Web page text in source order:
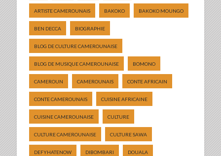
ARTISTE CAMEROUNAIS BAKOKO BAKOKO MOUNGO
BEN DECCA BIOGRAPHIE
BLOG DE CULTURE CAMEROUNAISE
BLOG DE MUSIQUE CAMEROUNAISE BOMONO
CAMEROUN CAMEROUNAIS CONTE AFRICAIN
CONTE CAMEROUNAIS CUISINE AFRICAINE
CUISINE CAMEROUNAISE CULTURE
CULTURE CAMEROUNAISE CULTURE SAWA
DEFYHATENOW DIBOMBARI DOUALA